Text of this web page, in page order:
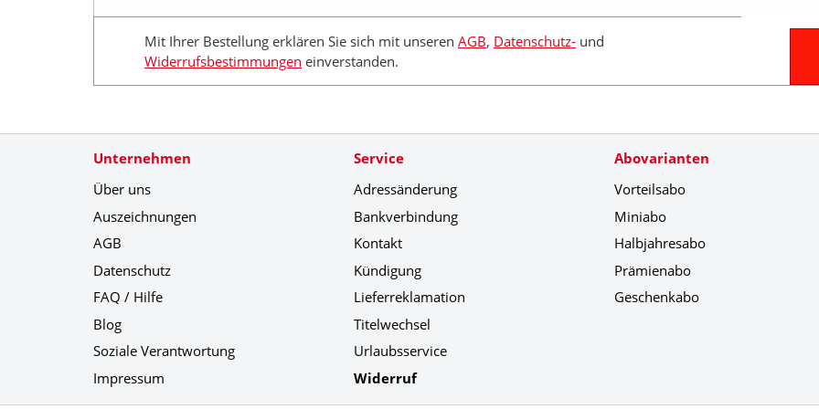
Mit Ihrer Bestellung erklären Sie sich mit unseren AGB, Datenschutz- und
Widerrufsbestimmungen einverstanden.
Unternehmen
Über uns
Auszeichnungen
AGB
Datenschutz
FAQ / Hilfe
Blog
Soziale Verantwortung
Impressum
Service
Adressänderung
Bankverbindung
Kontakt
Kündigung
Lieferreklamation
Titelwechsel
Urlaubsservice
Widerruf
Abovarianten
Vorteilsabo
Miniabo
Halbjahresabo
Prämienabo
Geschenkabo